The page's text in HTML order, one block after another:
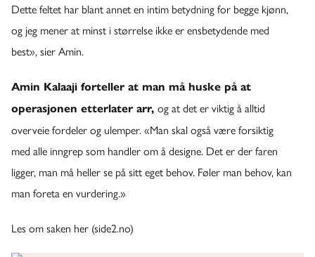
Dette feltet har blant annet en intim betydning for begge kjønn,
og jeg mener at minst i størrelse ikke er ensbetydende med
best», sier Amin.
Amin Kalaaji forteller at man må huske på at
operasjonen etterlater arr, og at det er viktig å alltid
overveie fordeler og ulemper. «Man skal også være forsiktig
med alle inngrep som handler om å designe. Det er der faren
ligger, man må heller se på sitt eget behov. Føler man behov, kan
man foreta en vurdering.»
Les om saken her (side2.no)